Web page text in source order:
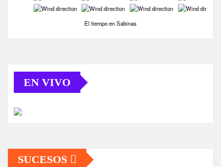
-
-
-
-
El tiempo en Sabinas
EN VIVO
SUCESOS